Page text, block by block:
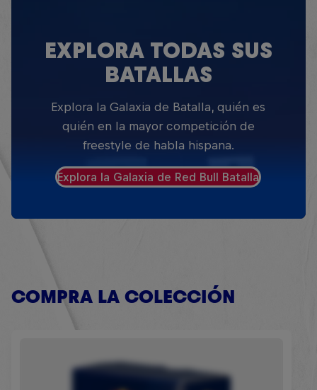
EXPLORA TODAS SUS
BATALLAS
Explora la Galaxia de Batalla, quién es
quién en la mayor competición de
freestyle de habla hispana.
Explora la Galaxia de Red Bull Batalla
COMPRA LA COLECCIÓN